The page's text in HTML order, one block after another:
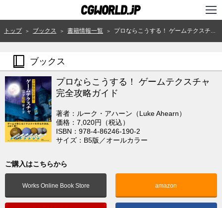
TOP
ニュース
特集
連載
用語辞典
講座
トップ ＞ ブックス ＞ 書籍情報一覧 ＞ プロならこうする！ ゲームテクスチャ完全攻略ガイド
ブックス
プロならこうする！ ゲームテクスチャ
完全攻略ガイド
著者：ルーク・アハーン（Luke Ahearn）
価格：7,020円（税込）
ISBN：978-4-86246-190-2
サイズ：B5版／オールカラー
ご購入はこちらから
Works Online Book Store amazon